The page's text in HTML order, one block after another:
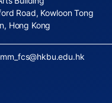
Road, Kowloon Tong
Hong Kong